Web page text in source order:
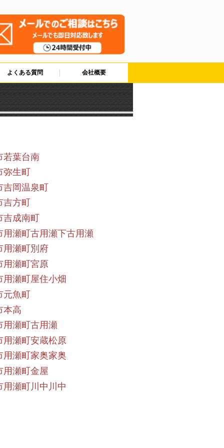
よくある質問 会社概要
若葉台南
生町
吉岡温泉町
方町
成南町
用瀬町古用瀬下古用瀬
用瀬町別府
用瀬町宮原
用瀬町屋住小畑
元魚町
本高
用瀬町古用瀬
用瀬町安蔵松原
用瀬町家奥家奥
用瀬町金屋
用瀬町川中川中